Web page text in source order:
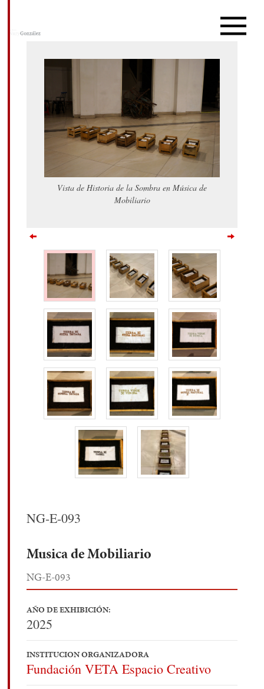
Vista de Historia de la Sombra en Música de
Mobiliario
NG-E-093
Musica de Mobiliario
NG-E-093
AÑO DE EXHIBICIÓN:
2025
INSTITUCION ORGANIZADORA
Fundación VETA Espacio Creativo